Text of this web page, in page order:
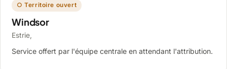
○ Territoire ouvert
Windsor
Estrie,
Service offert par l'équipe centrale en attendant l'attribution.